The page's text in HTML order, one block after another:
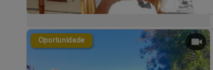
Oportunidade